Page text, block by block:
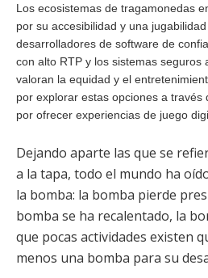
Los ecosistemas de tragamonedas
por su accesibilidad y una
desarrolladores de software de
con alto RTP y los sistemas seguros
valoran la equidad y el
por explorar estas opciones a través
por ofrecer experiencias de juego
Dejando aparte las que se
a la tapa, todo el mundo ha
la bomba: la bomba pierde
bomba se ha recalentado, la
que pocas actividades existen
menos una bomba para su